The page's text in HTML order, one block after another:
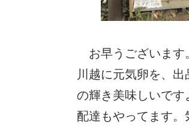
お早うございます
川越に元気卵を、
の輝き美味しいで
配達もやってます。